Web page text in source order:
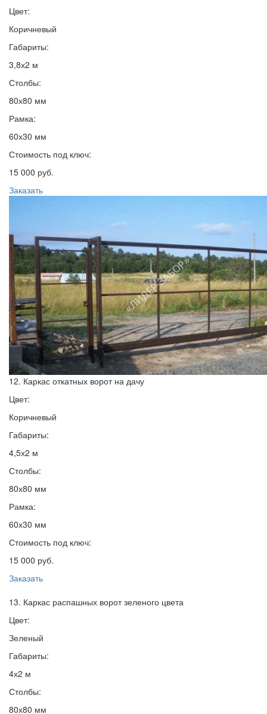
Цвет:
Коричневый
Габариты:
3,8х2 м
Столбы:
80х80 мм
Рамка:
60х30 мм
Стоимость под ключ:
15 000 руб.
Заказать
12. Каркас откатных ворот на дачу
Цвет:
Коричневый
Габариты:
4,5х2 м
Столбы:
80х80 мм
Рамка:
60х30 мм
Стоимость под ключ:
15 000 руб.
Заказать
13. Каркас распашных ворот зеленого цвета
Цвет:
Зеленый
Габариты:
4х2 м
Столбы:
80х80 мм